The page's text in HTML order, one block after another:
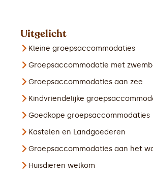
Uitgelicht
Kleine groepsaccommodaties
Groepsaccommodatie met
Groepsaccommodaties aan zee
Kindvriendelijke
Goedkope groepsaccommodaties
Kastelen en Landgoederen
Groepsaccommodaties aan het
Huisdieren welkom